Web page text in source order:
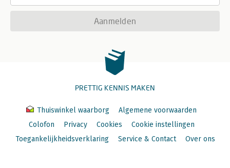
Aanmelden
PRETTIG KENNIS MAKEN
Thuiswinkel waarborg
Algemene voorwaarden
Colofon
Privacy Cookies
Cookie instellingen
Toegankelijkheidsverklaring
Service & Contact Over ons